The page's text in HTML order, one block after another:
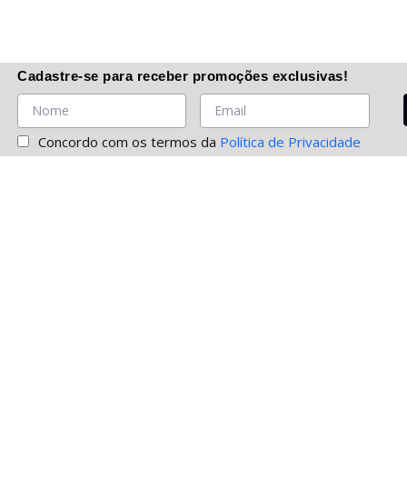
Cadastre-se para receber promoções exclusivas!
Concordo com os termos da Política de Privacidade